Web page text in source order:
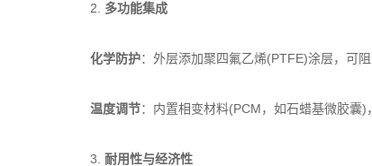
2. ​ ​多功能集成​
​化学防护​：外层添加聚四氟乙烯(PTFE)涂层，可
​温度调节​：内置相变材料(PCM，如石蜡基微胶
3. ​ ​耐用性与经济性​